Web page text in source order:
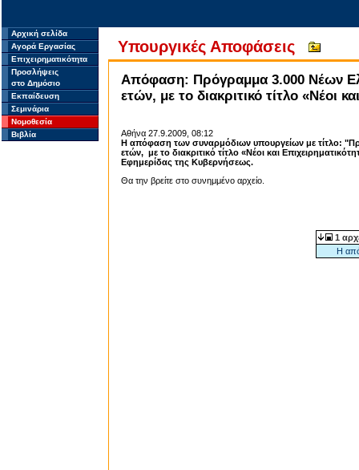
Αρχική σελίδα
Αγορά Εργασίας
Επιχειρηματικότητα
Προσλήψεις
στο Δημόσιο
Εκπαίδευση
Σεμινάρια
Νομοθεσία
Βιβλία
Υπουργικές Αποφάσεις
Απόφαση: Πρόγραμμα 3.000 Νέων
ετών, με το διακριτικό τίτλο «Νέοι
Αθήνα 27.9.2009, 08:12
Η απόφαση των συναρμόδιων υπουργείων με τίτλο:
ετών, με το διακριτικό τίτλο «Νέοι και
Εφημερίδας της Κυβερνήσεως.
Θα την βρείτε στο συνημμένο αρχείο.
1
Η